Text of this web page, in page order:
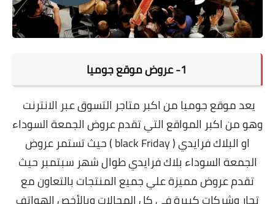
1- عروض موقع جوميا
يعد موقع جوميا من اكبر متاجر التسوق عبر الانترنت
وهو من اكبر المواقع التي تقدم عروض الجمعة السوداء
او البلاك فرايدي ( black Friday ) حيث تستمر عروض
الجمعة السوداء بلاك فرايدي طوال شهر سبتمبر حيث
تقدم عروض مميزة علي جميع المنتجات بالتعاون مع